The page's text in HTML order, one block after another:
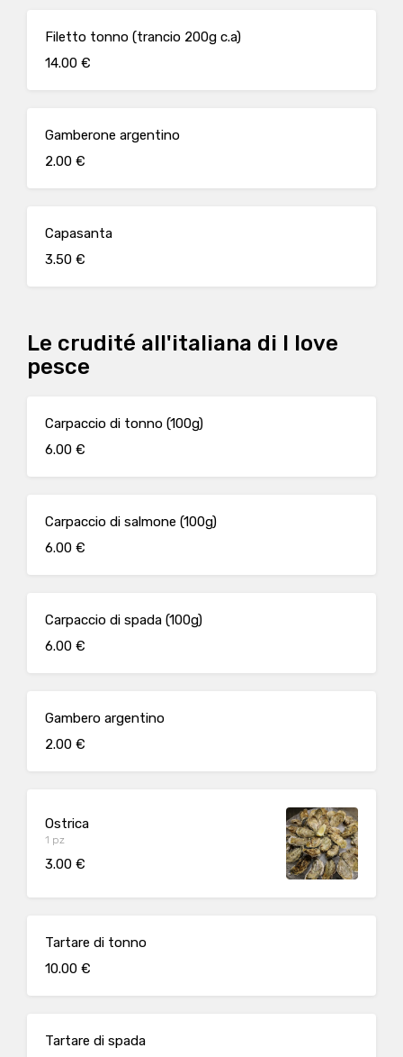
Filetto tonno (trancio 200g c.a)
14.00 €
Gamberone argentino
2.00 €
Capasanta
3.50 €
Le crudité all'italiana di I love
pesce
Carpaccio di tonno (100g)
6.00 €
Carpaccio di salmone (100g)
6.00 €
Carpaccio di spada (100g)
6.00 €
Gambero argentino
2.00 €
Ostrica
1 pz
3.00 €
Tartare di tonno
10.00 €
Tartare di spada